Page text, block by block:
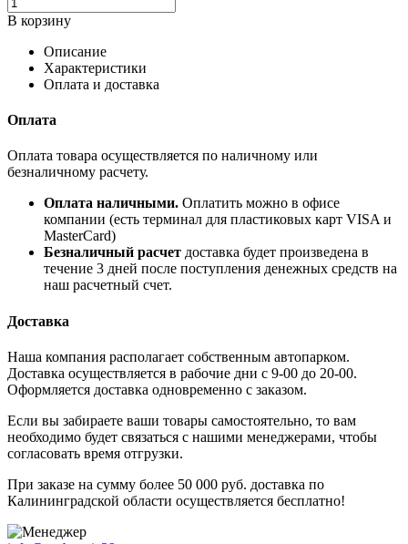
В корзину
Описание
Характеристики
Оплата и доставка
Оплата
Оплата товара осуществляется по наличному или
безналичному расчету.
Оплата наличными. Оплатить можно в офисе
компании (есть терминал для пластиковых карт VISA и
MasterCard)
Безналичный расчет доставка будет произведена в
течение 3 дней после поступления денежных средств на
наш расчетный счет.
Доставка
Наша компания располагает собственным автопарком.
Доставка осуществляется в рабочие дни с 9-00 до 20-00.
Оформляется доставка одновременно с заказом.
Если вы забираете ваши товары самостоятельно, то вам
необходимо будет связаться с нашими менеджерами, чтобы
согласовать время отгрузки.
При заказе на сумму более 50 000 руб. доставка по
Калининградской области осуществляется бесплатно!